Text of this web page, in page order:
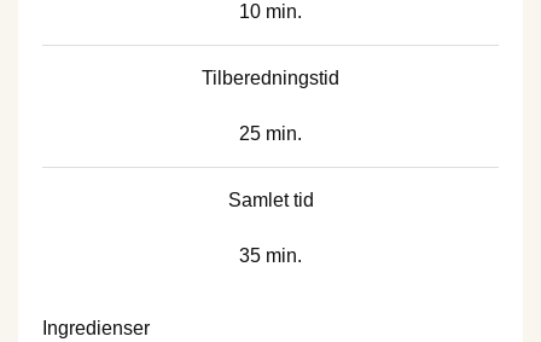
10 min.
Tilberedningstid
25 min.
Samlet tid
35 min.
Ingredienser